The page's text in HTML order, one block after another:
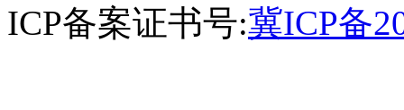
ICP备案证书号:冀ICP备